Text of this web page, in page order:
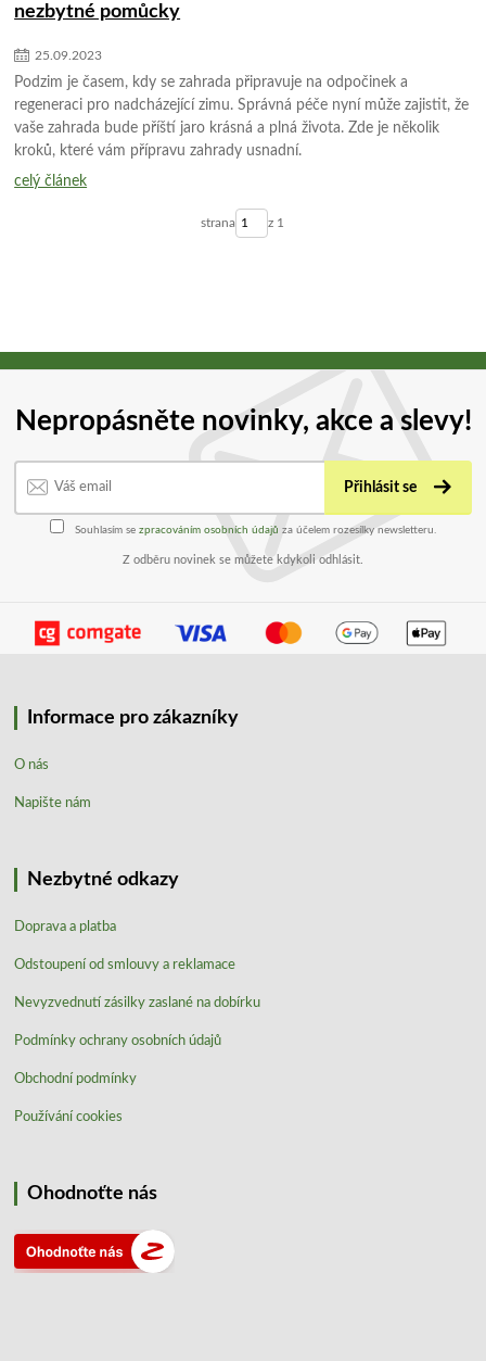
nezbytné pomůcky
25 09. 2023
Podzim je časem, kdy se zahrada připravuje na odpočinek a
regeneraci pro nadcházející zimu. Správná péče nyní může zajistit, že
vaše zahrada bude příští jaro krásná a plná života. Zde je několik
kroků, které vám přípravu zahrady usnadní.
celý článek
strana z 1
Nepropásněte novinky, akce a slevy!
Přihlásit se
Souhlasím se zpracováním osobních údajů za účelem rozesílky newsletteru.
Z odběru novinek se můžete kdykoli odhlásit.
Informace pro zákazníky
O nás
Napište nám
Nezbytné odkazy
Doprava a platba
Odstoupení od smlouvy a reklamace
Nevyzvednutí zásilky zaslané na dobírku
Podmínky ochrany osobních údajů
Obchodní podmínky
Používání cookies
Ohodnoťte nás